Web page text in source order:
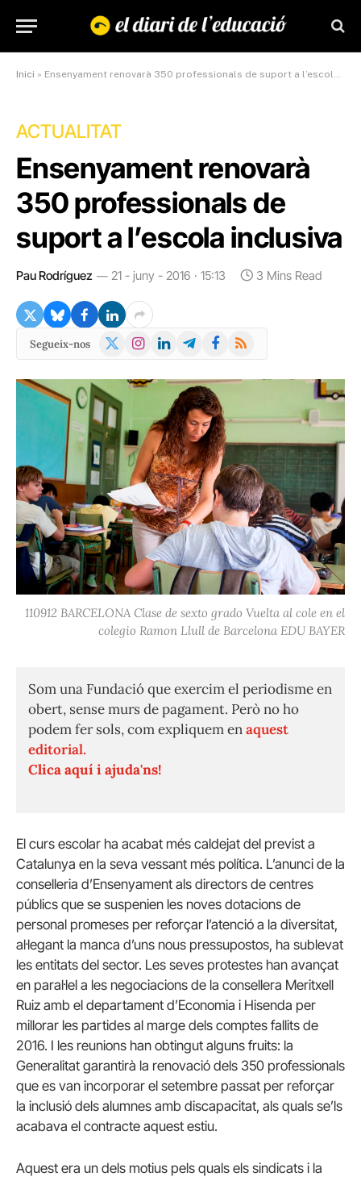
Inici » Ensenyament renovarà 350 professionals de suport a l’escola inclusiva
ACTUALITAT
Ensenyament renovarà
350 professionals de
suport a l’escola inclusiva
Pau Rodríguez 21 - juny - 2016 · 15:13 3 Mins Read
Segueix-nos
X
Instagram
LinkedInTelegramFacebook
RSS
110912 BARCELONA Clase de sexto grado Vuelta al cole en el
colegio Ramon Llull de Barcelona EDU BAYER
Som una Fundació que exercim el periodisme en
obert, sense murs de pagament. Però no ho
podem fer sols, com expliquem enaquest
editorial.
Clica aquí i ajuda'ns!
El curs escolar ha acabat més caldejat del previst a
Catalunya en la seva vessant més política. L’anunci de la
conselleria d’Ensenyament als directors de centres
públics que se suspenien les noves dotacions de
personal promeses per reforçar l’atenció a la diversitat,
al·legant la manca d’uns nous pressupostos, ha sublevat
les entitats del sector. Les seves protestes han avançat
en paral·lel a les negociacions de la consellera Meritxell
Ruiz amb el departament d’Economia i Hisenda per
millorar les partides al marge dels comptes fallits de
2016. I les reunions han obtingut alguns fruits: la
Generalitat garantirà la renovació dels 350 professionals
que es van incorporar el setembre passat per reforçar
la inclusió dels alumnes amb discapacitat, als quals se’ls
acabava el contracte aquest estiu.
Aquest era un dels motius pels quals els sindicats i la